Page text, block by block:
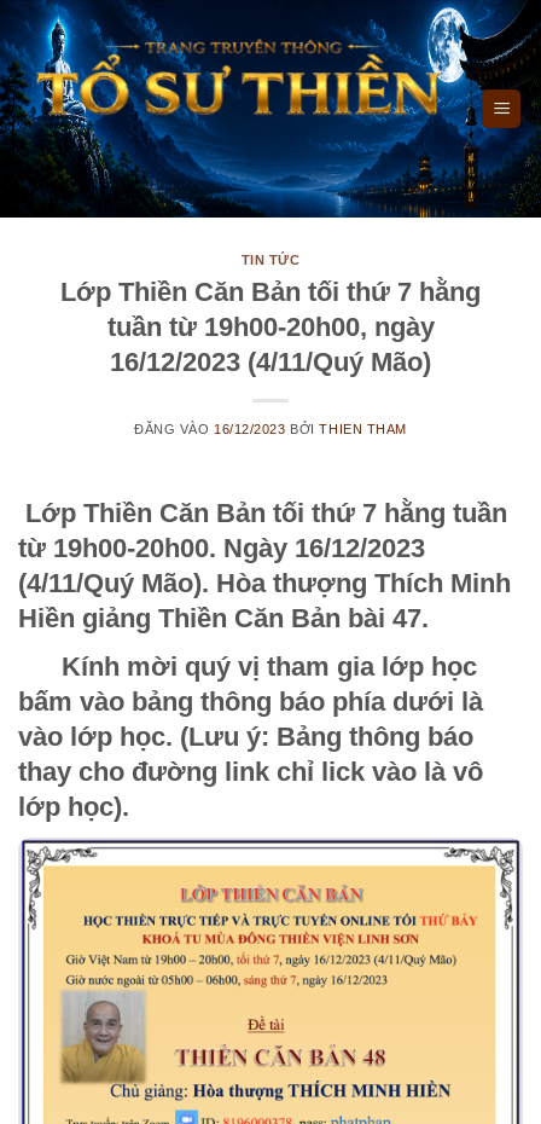
qua
nội
dung
TIN TỨC
Lớp Thiền Căn Bản tối thứ 7 hằng
tuần từ 19h00-20h00, ngày
16/12/2023 (4/11/Quý Mão)
ĐĂNG VÀO 16/12/2023 BỞITHIEN THAM
Lớp Thiền Căn Bản tối thứ 7 hằng tuần
từ 19h00-20h00. Ngày 16/12/2023
(4/11/Quý Mão). Hòa thượng Thích Minh
Hiền giảng Thiền Căn Bản bài 47.
Kính mời quý vị tham gia lớp học
bấm vào bảng thông báo phía dưới là
vào lớp học. (Lưu ý: Bảng thông báo
thay cho đường link chỉ lick vào là vô
lớp học).